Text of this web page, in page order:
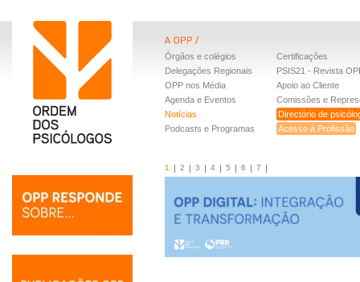
Órgãos e colégios
Delegações Regionais
OPP nos Média
Agenda e Eventos
Notícias
Podcasts e Programas
Certificações
PSIS21 - Revista
Apoio ao Cliente
Comissões e
Directório de
Acesso à Profissão
1 2 3 4 5 6 7